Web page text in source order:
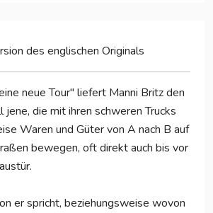
des englischen Originals
neue Tour" liefert Manni Britz den
jene, die mit ihren schweren Trucks
Waren und Güter von A nach B auf
bewegen, oft direkt auch bis vor
er spricht, beziehungsweise wovon